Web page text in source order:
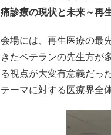
痛診療の現状と未来～再
会場には、再生医療の最
きたベテランの先生方が
る視点が大変有意義だっ
テーマに対する医療界全